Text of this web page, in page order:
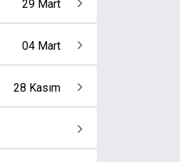
29 Mart
04 Mart
28 Kasım